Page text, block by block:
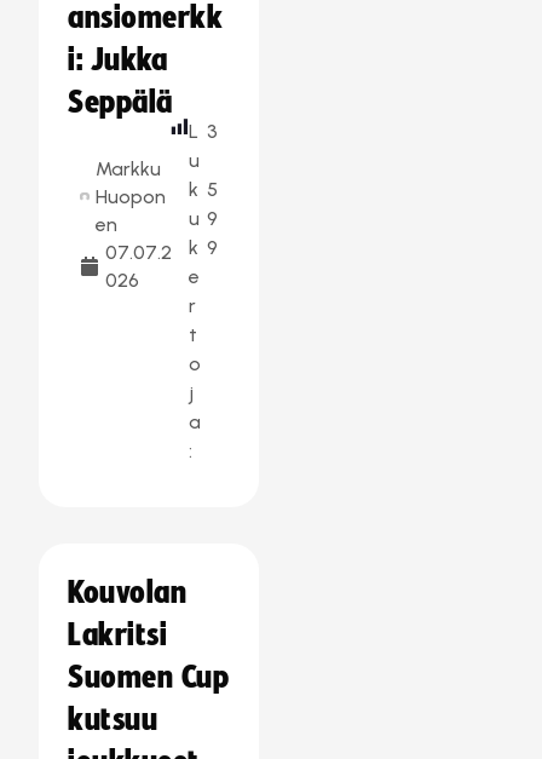
ansiomerkk
i: Jukka
Seppälä
Markku
Huopon
en
07.07.2
026
L
u
k
u
k
e
r
t
o
j
a
:
3
5
9
9
Kouvolan
Lakritsi
Suomen Cup
kutsuu